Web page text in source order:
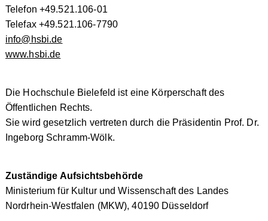
Telefon +49.521.106-01
Telefax +49.521.106-7790
info@hsbi.de
www.hsbi.de
Die Hochschule Bielefeld ist eine Körperschaft des
Öffentlichen Rechts.
Sie wird gesetzlich vertreten durch die Präsidentin Prof. Dr.
Ingeborg Schramm-Wölk.
Zuständige Aufsichtsbehörde
Ministerium für Kultur und Wissenschaft des Landes
Nordrhein-Westfalen (MKW), 40190 Düsseldorf